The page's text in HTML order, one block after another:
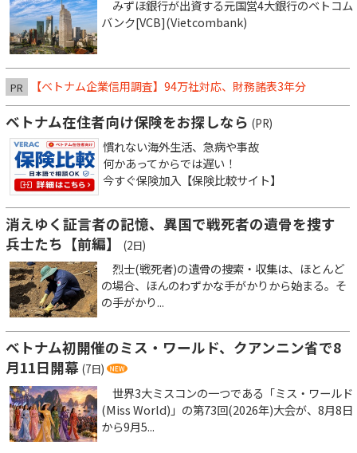
みずほ銀行が出資する元国営4大銀行のベトコム
バンク[VCB](Vietcombank)
PR 【ベトナム企業信用調査】94万社対応、財務諸表3年分
ベトナム在住者向け保険をお探しなら (PR)
慣れない海外生活、急病や事故
何かあってからでは遅い！
今すぐ保険加入【保険比較サイト】
消えゆく証言者の記憶、異国で戦死者の遺骨を捜す
兵士たち【前編】
(2日)
烈士(戦死者)の遺骨の捜索・収集は、ほとんど
の場合、ほんのわずかな手がかりから始まる。そ
の手がかり...
ベトナム初開催のミス・ワールド、クアンニン省で8
月11日開幕 (7日)
世界3大ミスコンの一つである「ミス・ワールド
(Miss World)」の第73回(2026年)大会が、8月8日
から9月5...